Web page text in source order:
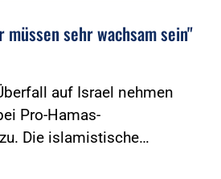
müssen sehr wachsam sein"
auf Israel nehmen
Pro-Hamas-
Die islamistische…